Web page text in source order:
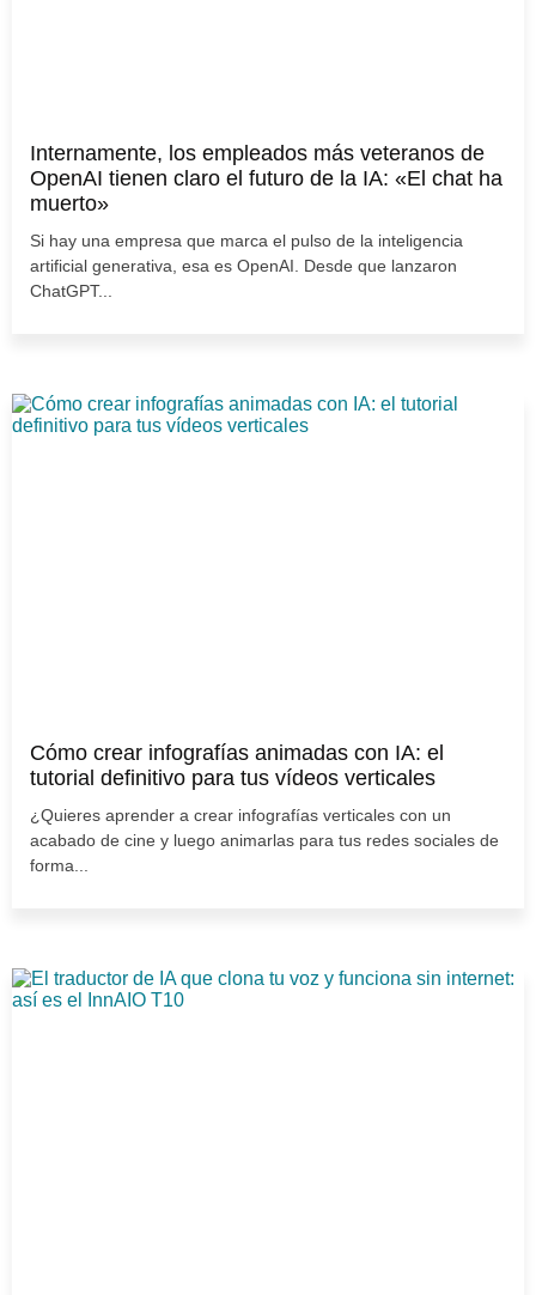
Internamente, los empleados más veteranos de
OpenAI tienen claro el futuro de la IA: «El chat ha
muerto»
Si hay una empresa que marca el pulso de la inteligencia
artificial generativa, esa es OpenAI. Desde que lanzaron
ChatGPT...
Cómo crear infografías animadas con IA: el
tutorial definitivo para tus vídeos verticales
¿Quieres aprender a crear infografías verticales con un
acabado de cine y luego animarlas para tus redes sociales de
forma...